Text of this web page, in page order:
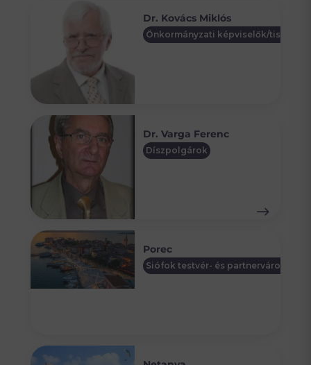
Dr. Kovács Miklós
Önkormányzati képviselők/
Dr. Varga Ferenc
Díszpolgárok
Porec
Siófok testvér- és partnervárosai